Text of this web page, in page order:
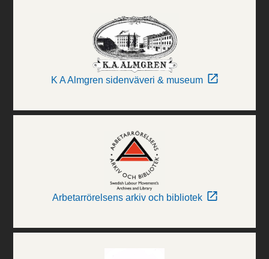
K A Almgren sidenväveri & museum
Arbetarrörelsens arkiv och bibliotek